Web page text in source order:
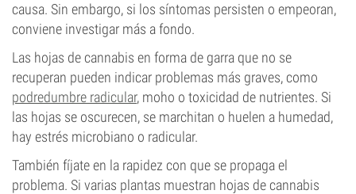
causa. Sin embargo, si los síntomas persisten o empeoran,
conviene investigar más a fondo.
Las hojas de cannabis en forma de garra que no se
recuperan pueden indicar problemas más graves, como
podredumbre radicular, moho o toxicidad de nutrientes. Si
las hojas se oscurecen, se marchitan o huelen a humedad,
hay estrés microbiano o radicular.
También fíjate en la rapidez con que se propaga el
problema. Si varias plantas muestran hojas de cannabis